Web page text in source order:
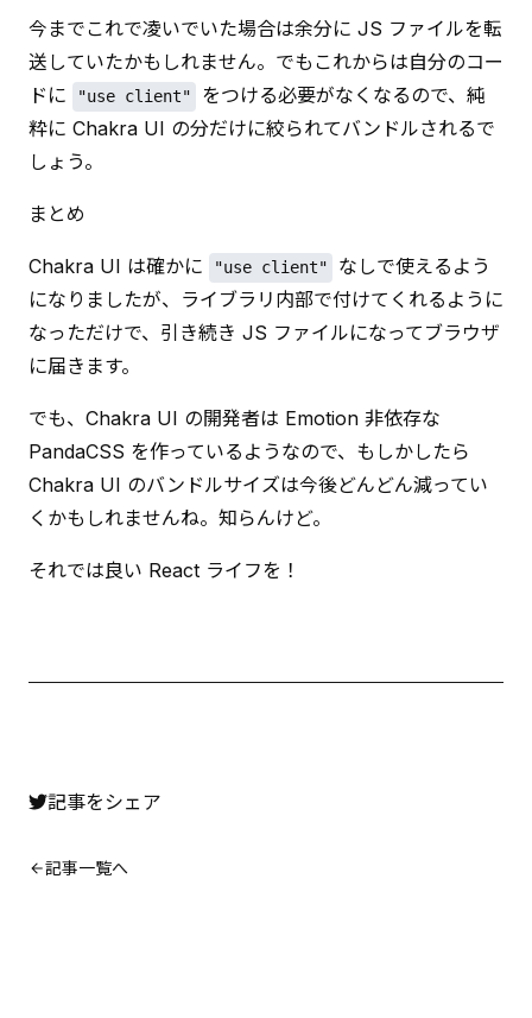
今までこれで凌いでいた場合は余分に JS ファイルを転
送していたかもしれません。でもこれからは自分のコー
ドに
"use client"
をつける必要がなくなるので、純
粋に Chakra UI の分だけに絞られてバンドルされるで
しょう。
まとめ
Chakra UI は確かに "use client"
なしで使えるよう
になりましたが、ライブラリ内部で付けてくれるように
なっただけで、引き続き JS ファイルになってブラウザ
に届きます。
でも、Chakra UI の開発者は Emotion 非依存な
PandaCSS を作っているようなので、もしかしたら
Chakra UI のバンドルサイズは今後どんどん減ってい
くかもしれませんね。知らんけど。
それでは良い React ライフを！
記事をシェア
記事一覧へ